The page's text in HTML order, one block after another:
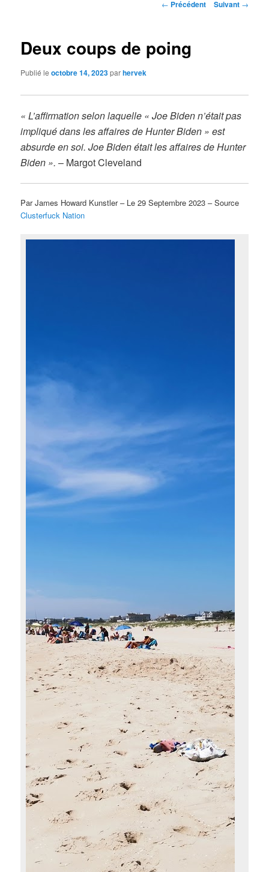
Navigation
← Précédent Suivant →
Deux coups de poing
Publié leoctobre 14, 2023parhervek
« L’affirmation selon laquelle « Joe Biden n’était pas
impliqué dans les affaires de Hunter Biden » est
absurde en soi. Joe Biden était les affaires de Hunter
Biden ».– Margot Cleveland
Par James Howard Kunstler – Le 29 Septembre 2023 – Source
Clusterfuck Nation